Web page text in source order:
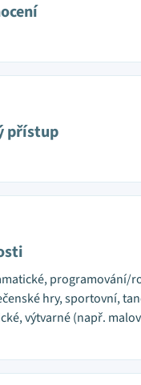
přístup
programování/
hry, sportovní,
výtvarné (např.